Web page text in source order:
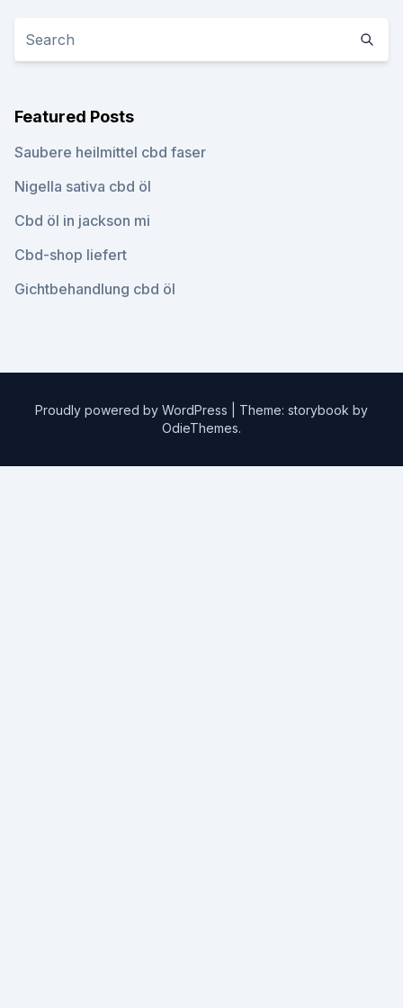
Featured Posts
Saubere heilmittel cbd faser
Nigella sativa cbd öl
Cbd öl in jackson mi
Cbd-shop liefert
Gichtbehandlung cbd öl
Proudly powered by WordPress
Theme: storybook by
OdieThemes.